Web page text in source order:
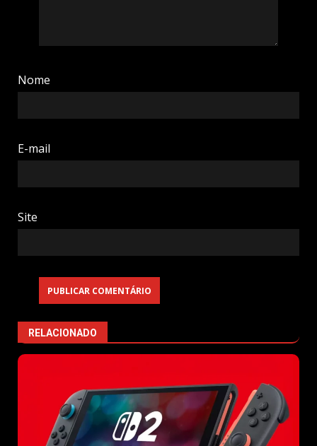
Nome
E-mail
Site
RELACIONADO